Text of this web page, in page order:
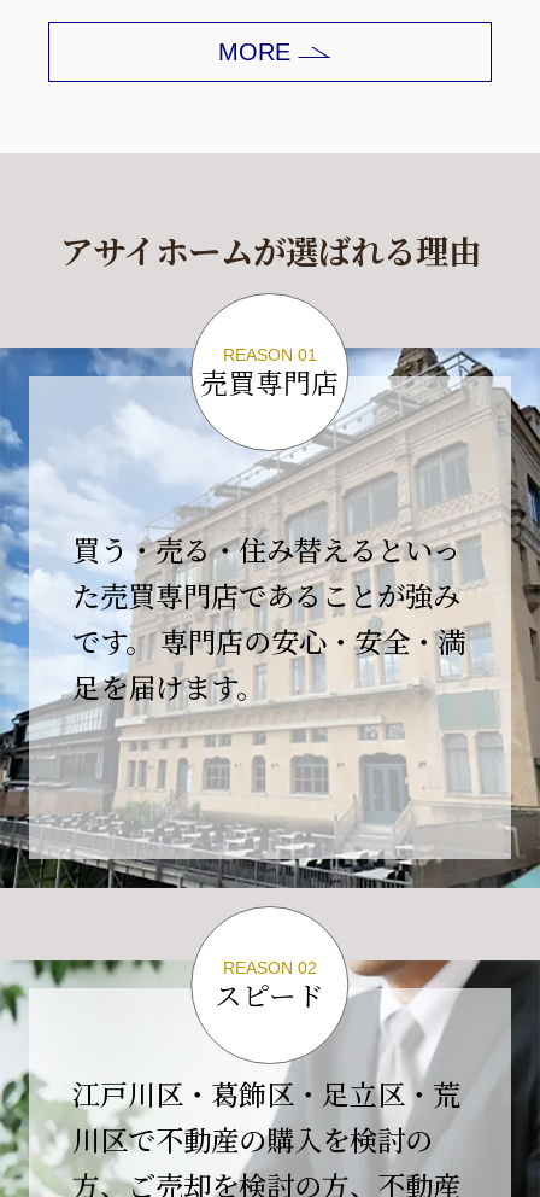
平素は格別のご愛顧を賜り、誠にありがとうご
下記期間をゴールデンウィーク休業とさせて頂
休業期間中に頂きましたお問い合わせにつきま
2026年5月7日(木)以降、順次対応させて頂きま
ご不便をおかけいたしますが、何卒ご理解の程
よろしくお願いいたします。
2026-04-17
【臨時休業のお知らせ】
平素より格別のご愛顧を賜り、誠にありがとう
ございます。
誠に勝手ながら、弊社開業10周年イベント開催
の為、
４月２６日(日)は臨時休業とさせていただきま
す。
これもひとえに皆様のご支援の賜物と、心より感謝申し上
げます。
ご不便をおかけしますが、何卒よろしくお願い
いたします。
翌日より通常営業いたします。
【開業10周年のご挨拶】
平素より格別のご高配を賜り、誠にありがとう
ございます。
おかげさまで当社は、2026年2月1日をもちまし
て開業10周年を迎えることができました。
MORE
アサイホームが選ばれる理由
REASON 01
売買専門店
買う・売る・住み替えるといっ
た売買専門店であることが強み
です。 専門店の安心・安全・満
足を届けます。
REASON 02
スピード
江戸川区・葛飾区・足立区・荒
川区で不動産の購入を検討の
方、ご売却を検討の方、不動産